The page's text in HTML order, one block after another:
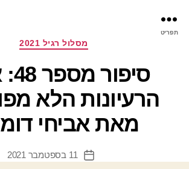
תפריט
קטגוריותמסלול רגיל 2021
הרעיונות הלא
מאת אביחי
תאריך
11 בספטמבר 2021